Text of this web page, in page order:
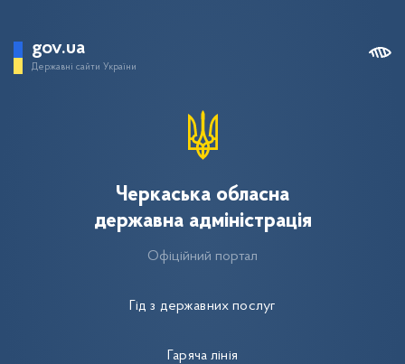
gov.ua
Державні сайти України
Гід з державних послуг
Черкаська обласна
державна адміністрація
Офіційний портал
Гаряча лінія